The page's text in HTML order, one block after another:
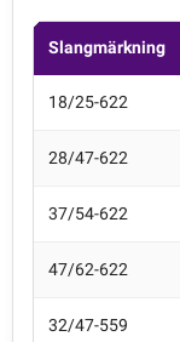
Slangmärkning
18/25-622
28/47-622
37/54-622
47/62-622
32/47-559